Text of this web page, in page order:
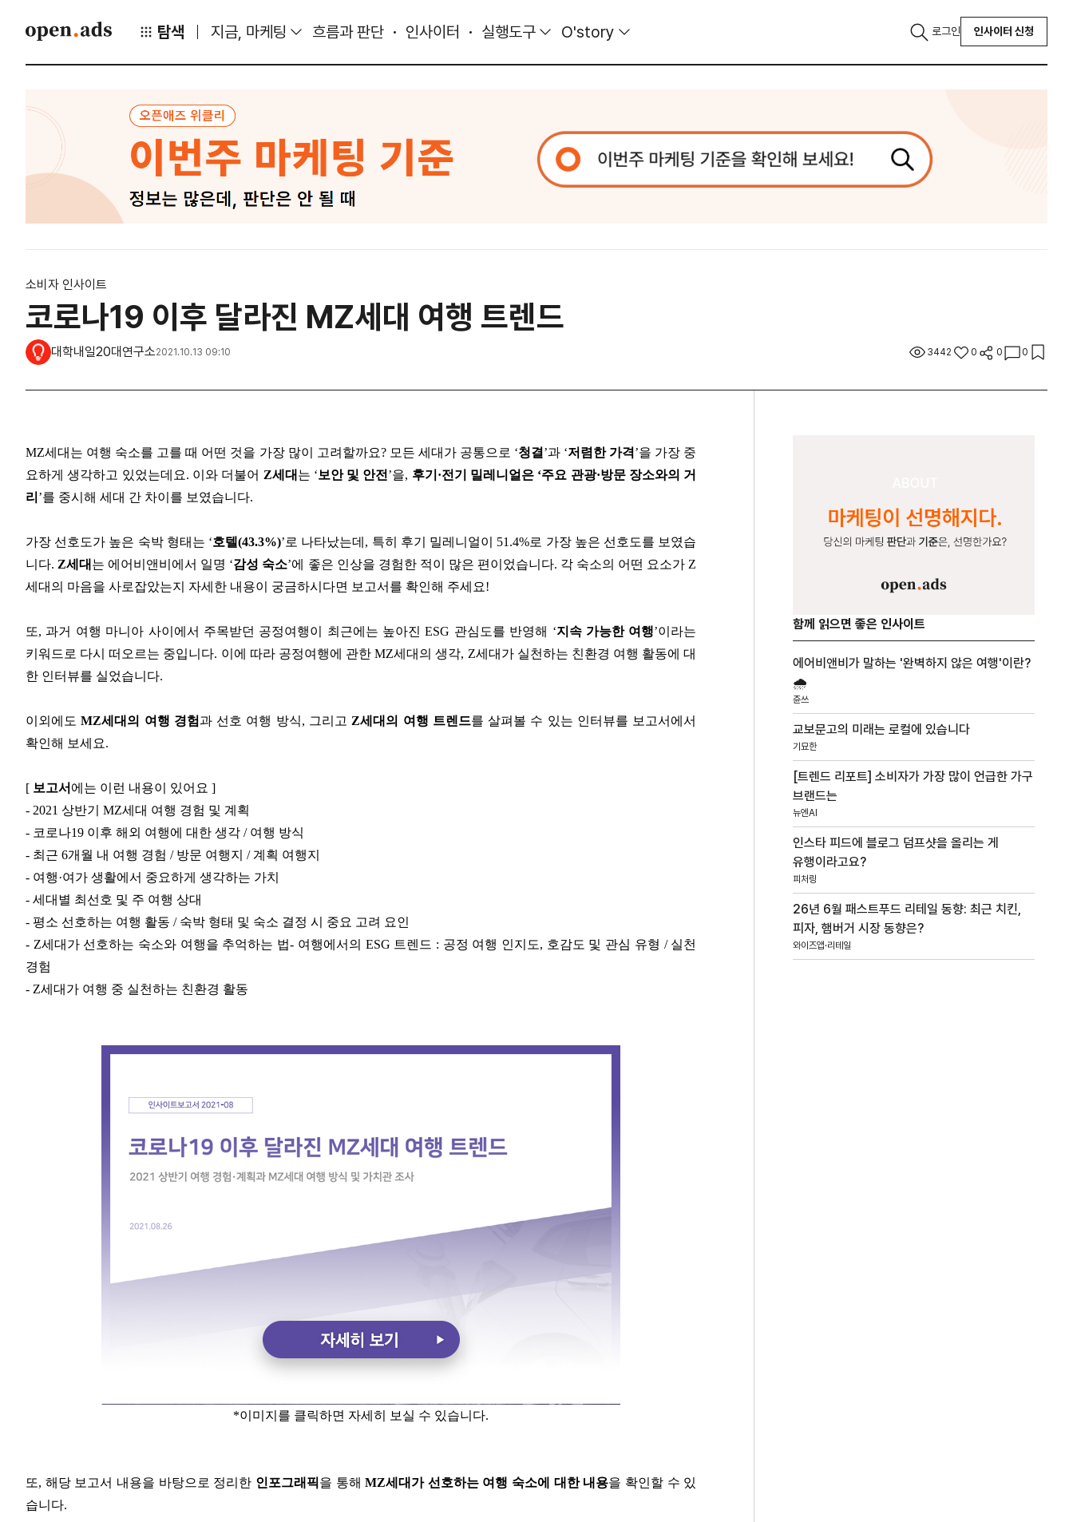
탐색 지금, 마케팅 흐름과 판단 인사이터 실행도구 O'story 로그인 인사이터 신청
소비자 인사이트
코로나19 이후 달라진 MZ세대 여행 트렌드
대학내일20대연구소2021.10.13 09:10 3442 0 0 0
MZ세대는 여행 숙소를 고를 때 어떤 것을 가장 많이 고려할까요? 모든 세대가 공통으로 ‘청결’과 ‘저렴한 가격’을 가장 중
요하게 생각하고 있었는데요. 이와 더불어 Z세대 는 ‘보안 및 안전’을, 후기·전기 밀레니얼은 ‘주요 관광·방문 장소와의 거
리 ’를 중시해 세대 간 차이를 보였습니다.
가장 선호도가 높은 숙박 형태는 ‘호텔(43.3%)’로 나타났는데, 특히 후기 밀레니얼이 51.4%로 가장 높은 선호도를 보였습
니다. Z세대 는 에어비앤비에서 일명 ‘감성 숙소’에 좋은 인상을 경험한 적이 많은 편이었습니다. 각 숙소의 어떤 요소가 Z
세대의 마음을 사로잡았는지 자세한 내용이 궁금하시다면 보고서를 확인해 주세요!
또, 과거 여행 마니아 사이에서 주목받던 공정여행이 최근에는 높아진 ESG 관심도를 반영해 ‘지속 가능한 여행’이라는
키워드로 다시 떠오르는 중입니다. 이에 따라 공정여행에 관한 MZ세대의 생각, Z세대가 실천하는 친환경 여행 활동에 대
한 인터뷰를 실었습니다.
이외에도MZ세대의 여행 경험과 선호 여행 방식, 그리고 Z세대의 여행 트렌드를 살펴볼 수 있는 인터뷰를 보고서에서
확인해 보세요.
[ 보고서 에는 이런 내용이 있어요 ]
- 2021 상반기 MZ세대 여행 경험 및 계획
- 코로나19 이후 해외 여행에 대한 생각 / 여행 방식
- 최근 6개월 내 여행 경험 / 방문 여행지 / 계획 여행지
- 여행·여가 생활에서 중요하게 생각하는 가치
- 세대별 최선호 및 주 여행 상대
- 평소 선호하는 여행 활동 / 숙박 형태 및 숙소 결정 시 중요 고려 요인
- Z세대가 선호하는 숙소와 여행을 추억하는 법- 여행에서의 ESG 트렌드 : 공정 여행 인지도, 호감도 및 관심 유형 / 실천
경험
- Z세대가 여행 중 실천하는 친환경 활동
*이미지를 클릭하면 자세히 보실 수 있습니다.
또, 해당 보고서 내용을 바탕으로 정리한 인포그래픽을 통해MZ세대가 선호하는 여행 숙소에 대한 내용을 확인할 수 있
습니다.
함께 읽으면 좋은 인사이트
에어비앤비가 말하는 '완벽하지 않은 여행'이란?
🌧️
쥰쓰
교보문고의 미래는 로컬에 있습니다
기묘한
[트렌드 리포트] 소비자가 가장 많이 언급한 가구
브랜드는
뉴엔AI
인스타 피드에 블로그 덤프샷을 올리는 게
유행이라고요?
피처링
26년 6월 패스트푸드 리테일 동향: 최근 치킨,
피자, 햄버거 시장 동향은?
와이즈앱·리테일